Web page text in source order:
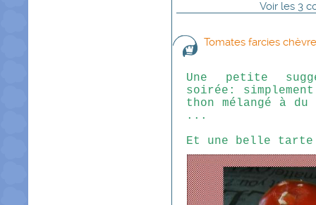
Voir les 3
Tomates farcies
Une petite
soirée:
thon mélangé à
...
Et une belle tarte